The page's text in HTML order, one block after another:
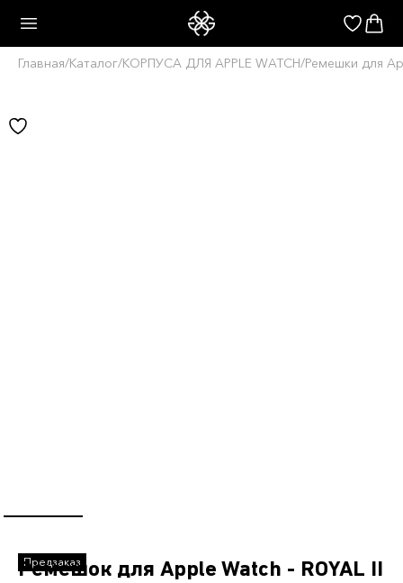
Главная/Каталог/КОРПУСА ДЛЯ APPLE WATCH/Ремешки для
Ремешок для Apple Watch - ROYAL II